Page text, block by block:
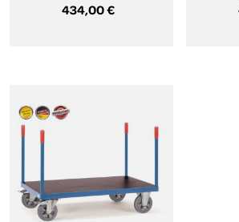
434,00 €